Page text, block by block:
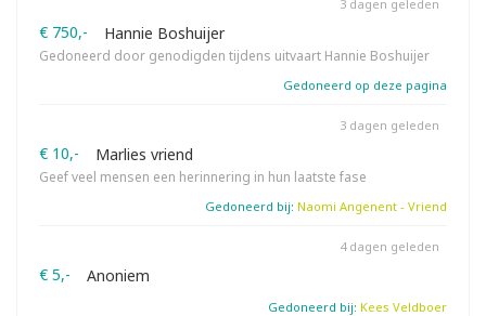
€ 750,- Hannie Boshuijer
Gedoneerd door genodigden tijdens uitvaart Hannie Boshuijer
3 dagen geleden
Gedoneerd op deze pagina
€ 10,- Marlies vriend
Geef veel mensen een herinnering in hun laatste fase
3 dagen geleden
Gedoneerd bij: Naomi Angenent - Vriend
€ 5,- Anoniem
4 dagen geleden
Gedoneerd bij: Kees Veldboer